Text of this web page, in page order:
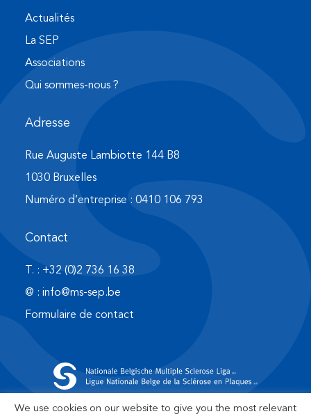
We use cookies on our website to give you the most relevant
Actualités
La SEP
Associations
Qui sommes-nous ?
Adresse
Rue Auguste Lambiotte 144 B8
1030 Bruxelles
Numéro d’entreprise : 0410 106 793
Contact
T. : +32 (0)2 736 16 38
@ : info@ms-sep.be
Formulaire de contact
©copyright 2022, tous droits réservés - Fait avec ♥ pardigi-